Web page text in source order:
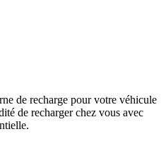
de recharge pour votre véhicule
de recharger chez vous avec